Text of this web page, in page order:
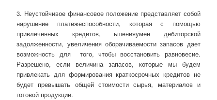
3. Неустойчивое финансовое положение представляет собой
нарушение платежеспособности, которая с помощью
привлеченных кредитов, ьшенияумен дебиторской
задолженности, увеличения оборачиваемости запасов дает
возможность для того, чтобы восстановить равновесие.
Разрешено, если величина запасов, которые мы будем
привлекать для формирования краткосрочных кредитов не
будет превышать общей стоимости сырья, материалов и
готовой продукции.